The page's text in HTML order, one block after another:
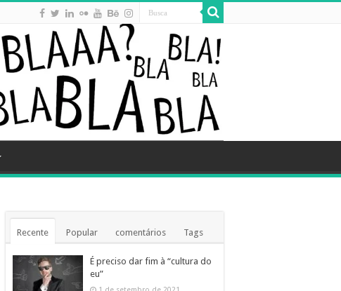
Recente Popular comentários Tags
É preciso dar fim à “cultura do
eu”